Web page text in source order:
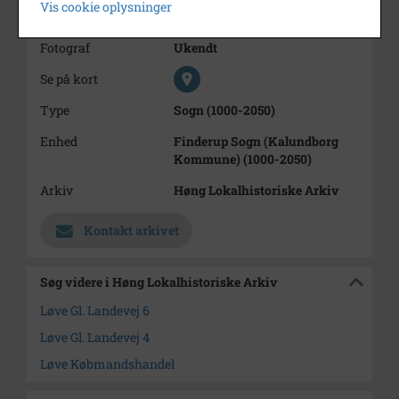
Dateringsnote
Fotograf
Ukendt
Se på kort
Type
Sogn (1000-2050)
Enhed
Finderup Sogn (Kalundborg
Kommune) (1000-2050)
Arkiv
Høng Lokalhistoriske Arkiv
Kontakt arkivet
Søg videre i Høng Lokalhistoriske Arkiv
Løve Gl. Landevej 6
Løve Gl. Landevej 4
Løve Købmandshandel
Vis cookie oplysninger